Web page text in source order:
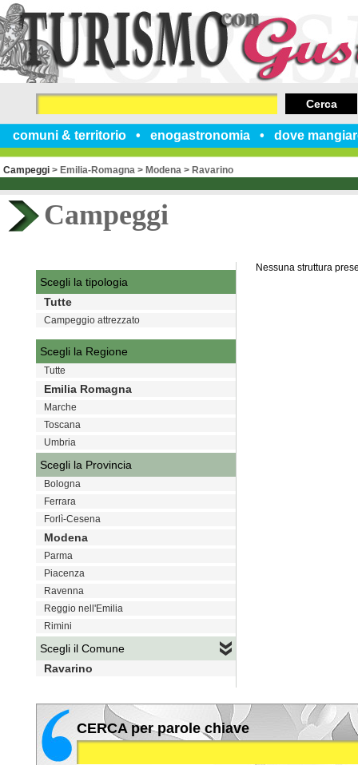
comuni & territorio enogastronomia dove
Cerca
Campeggi > Emilia-Romagna > Modena > Ravarino
Campeggi
Nessuna struttura
Scegli la tipologia
Tutte
Campeggio attrezzato
Scegli la Regione
Tutte
Emilia Romagna
Marche
Toscana
Umbria
Scegli la Provincia
Bologna
Ferrara
Forlì-Cesena
Modena
Parma
Piacenza
Ravenna
Reggio nell'Emilia
Rimini
Scegli il Comune
Ravarino
CERCA per parole chiave